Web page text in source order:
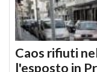
Caos rifiuti
l'esposto in